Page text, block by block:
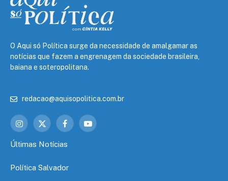
O Aqui só Política surge da necessidade de amalgamar as
notícias que fazem a engrenagem da sociedade brasileira,
baiana e soteropolitana.
redacao@aquisopolitica.com.br
Instagram
X
FacebookYouTube
Últimas Notícias
Política Salvador